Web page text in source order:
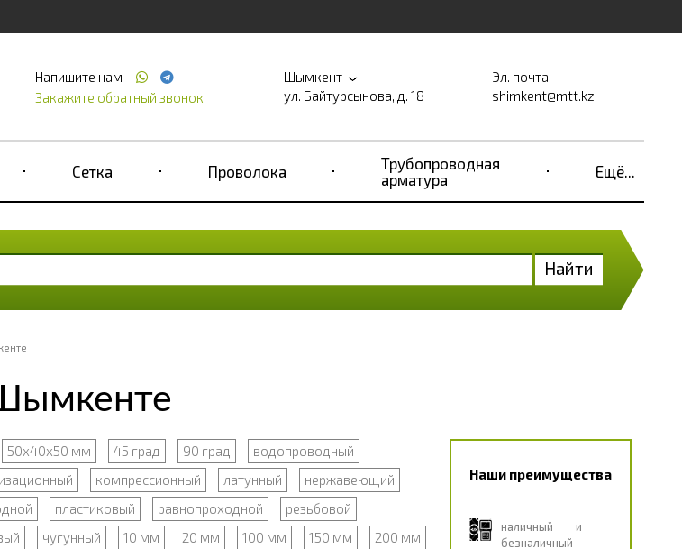
Напишите нам
Закажите обратный звонок
Шымкент
ул. Байтурсынова, д. 18
Эл. почта
shimkent@mtt.kz
Сетка Проволока
Трубопроводная
арматура
Ещё...
Найти
50х40х50 мм 45 град 90 град
водопроводный
компрессионный латунный
нержавеющий
пластиковый равнопроходной
резьбовой
чугунный 10 мм 20 мм 100 мм 150 мм 200 мм
Наши преимущества
наличный и
безналичный